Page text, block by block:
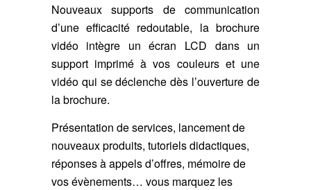
Nouveaux supports de communication
d’une efficacité redoutable, la brochure
vidéo intègre un écran LCD dans un
support imprimé à vos couleurs et une
vidéo qui se déclenche dès l’ouverture de
la brochure.
Présentation de services, lancement de
nouveaux produits, tutoriels didactiques,
réponses à appels d’offres, mémoire de
vos évènements… vous marquez les